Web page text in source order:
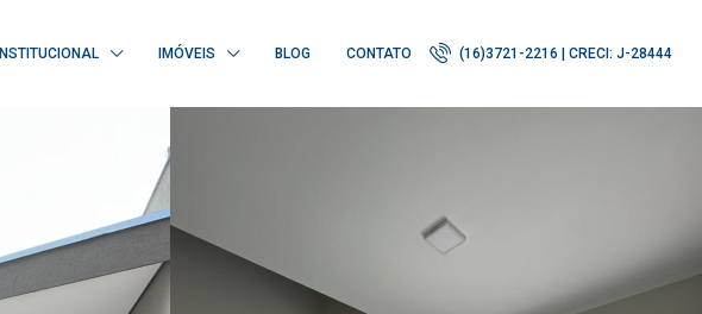
INSTITUCIONAL IMÓVEIS BLOG CONTATO (16)3721-2216 | CRECI: J-28444